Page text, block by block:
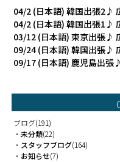
04/2 (日本語) 韓国出張2♪
04/2 (日本語) 韓国出張1♪
03/12 (日本語) 東京出張♪
09/24 (日本語) 韓国出張♪
09/17 (日本語) 鹿児島出張♪
ブログ(191)
・ 未分類(22)
・ スタッフブログ(164)
・ お知らせ(7)